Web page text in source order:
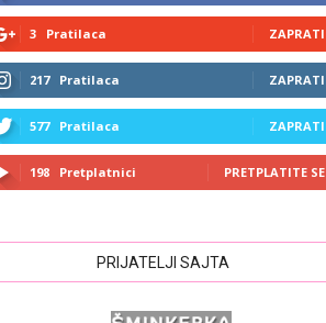
3 Pratilaca ZAPRATI
217 Pratilaca ZAPRATI
577 Pratilaca ZAPRATI
198 Pretplatnici PRETPLATITE SE
PRIJATELJI SAJTA